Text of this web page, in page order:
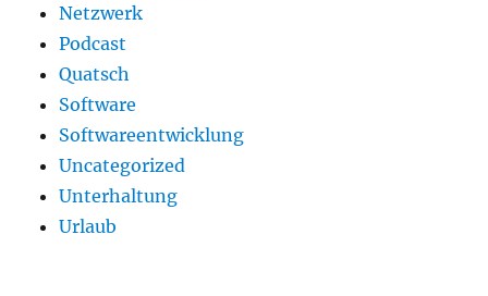
Netzwerk
Podcast
Quatsch
Software
Softwareentwicklung
Uncategorized
Unterhaltung
Urlaub